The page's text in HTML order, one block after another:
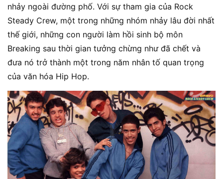
nhảy ngoài đường phố. Với sự tham gia của Rock
Steady Crew, một trong những nhóm nhảy lâu đời nhất
thế giới, những con người làm hồi sinh bộ môn
Breaking sau thời gian tưởng chừng như đã chết và
đưa nó trở thành một trong năm nhân tố quan trọng
của văn hóa Hip Hop.